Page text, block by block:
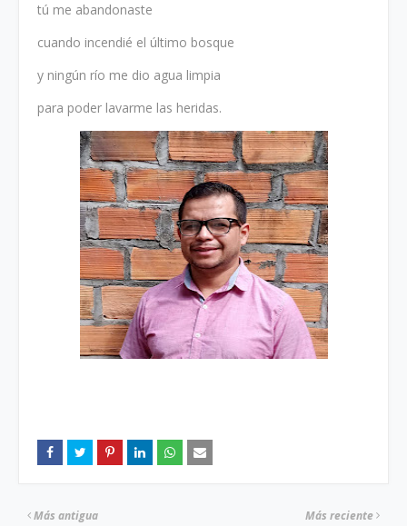
tú me abandonaste
cuando incendié el último bosque
y ningún río me dio agua limpia
para poder lavarme las heridas.
Más reciente
Más antigua